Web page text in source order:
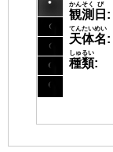
観測
かんそく
日
び
:
天体名
てんたいめい
:
種類
しゅるい
: